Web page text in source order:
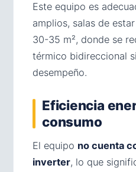
Este equipo es
amplios, salas de
30-35 m², donde se
térmico bidireccional
desempeño.
Eficiencia
consumo
El equipo no cuenta
inverter, lo que